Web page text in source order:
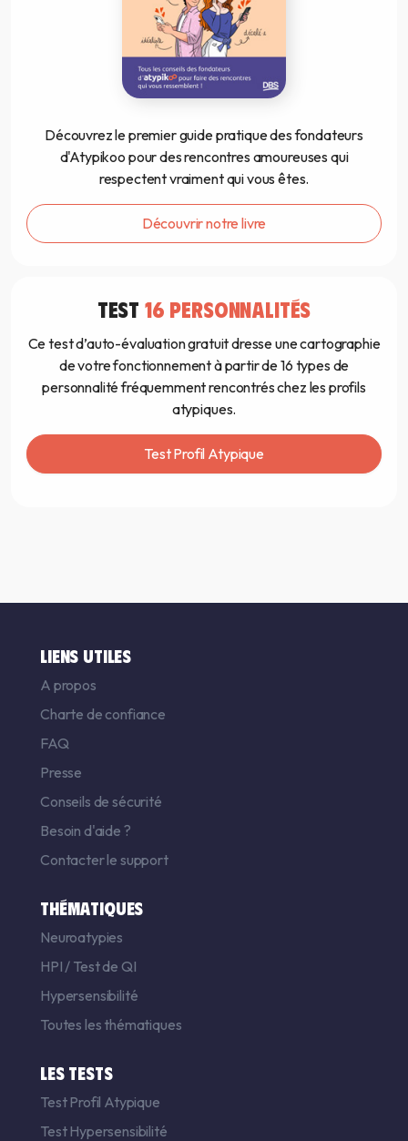
Découvrez le premier guide pratique des fondateurs
d'Atypikoo pour des rencontres amoureuses qui
respectent vraiment qui vous êtes.
Découvrir notre livre
TEST 16 PERSONNALITÉS
Ce test d’auto-évaluation gratuit dresse une cartographie
de votre fonctionnement à partir de 16 types de
personnalité fréquemment rencontrés chez les profils
atypiques.
Test Profil Atypique
LIENS UTILES
A propos
Charte de confiance
FAQ
Presse
Conseils de sécurité
Besoin d'aide ?
Contacter le support
THÉMATIQUES
Neuroatypies
HPI / Test de QI
Hypersensibilité
Toutes les thématiques
LES TESTS
Test Profil Atypique
Test Hypersensibilité